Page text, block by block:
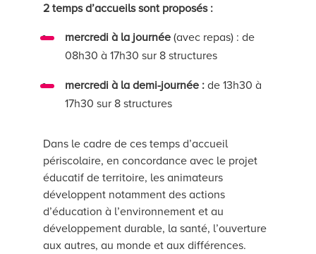
2 temps d’accueils sont proposés :
mercredi à la journée(avec repas) : de
08h30 à 17h30 sur 8 structures
mercredi à la demi-journée :de 13h30 à
17h30 sur 8 structures
Dans le cadre de ces temps d’accueil
périscolaire, en concordance avec le projet
éducatif de territoire, les animateurs
développent notamment des actions
d’éducation à l’environnement et au
développement durable, la santé, l’ouverture
aux autres, au monde et aux différences.